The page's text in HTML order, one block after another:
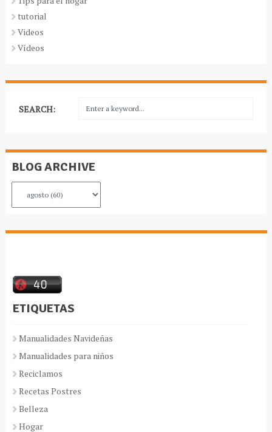
tutorial
Videos
Vídeos
SEARCH:
BLOG ARCHIVE
ETIQUETAS
Manualidades Navideñas
Manualidades para niños
Reciclamos
Recetas Postres
Belleza
Hogar